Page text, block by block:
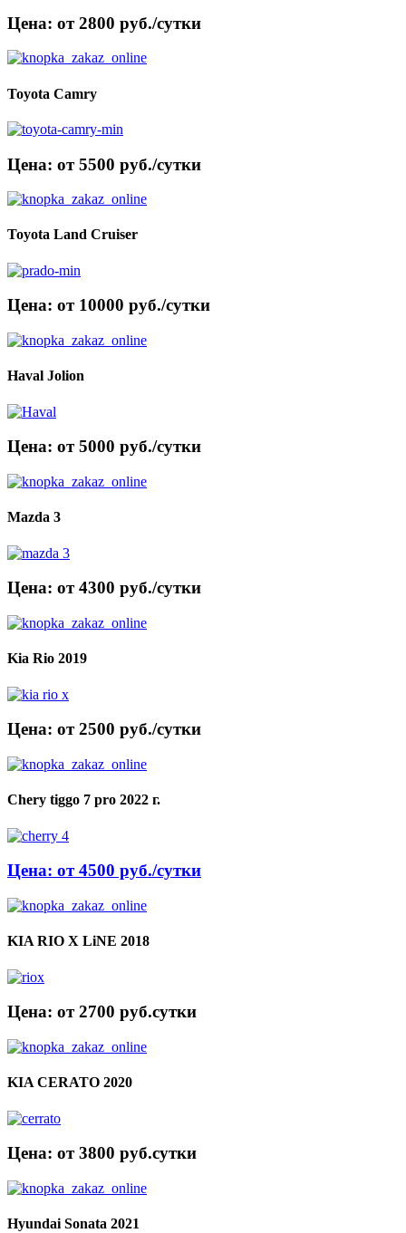
Цена: от 2800 руб./сутки
Toyota Camry
Цена: от 5500 руб./сутки
Toyota Land Cruiser
Цена: от 10000 руб./сутки
Haval Jolion
Цена: от 5000 руб./сутки
Mazda 3
Цена: от 4300 руб./сутки
Kia Rio 2019
Цена: от 2500 руб./сутки
Chery tiggo 7 pro 2022 г.
Цена: от 4500 руб./сутки
KIA RIO X LiNE 2018
Цена: от 2700 руб.cутки
KIA CERATO 2020
Цена: от 3800 руб.cутки
Hyundai Sonata 2021